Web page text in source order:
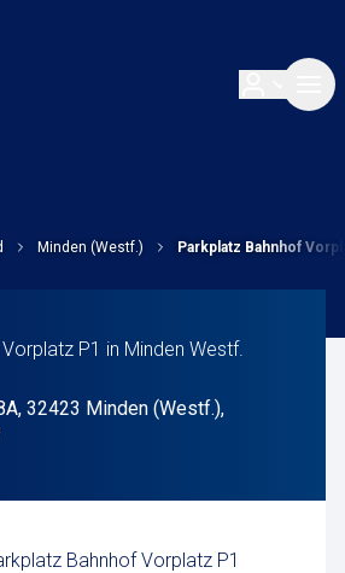
Minden (Westf.) Parkplatz Bahnhof
P1 in Minden Westf.
32423 Minden (Westf.),
Bahnhof Vorplatz P1